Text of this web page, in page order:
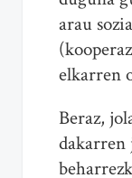
arau
elkarren
Beraz,
dakarren